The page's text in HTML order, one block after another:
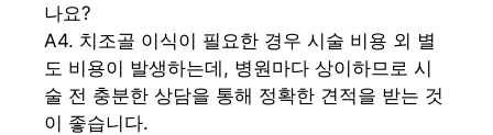
나요?
A4. 치조골 이식이 필요한 경우 시술 비용 외 별
도 비용이 발생하는데, 병원마다 상이하므로 시
술 전 충분한 상담을 통해 정확한 견적을 받는 것
이 좋습니다.